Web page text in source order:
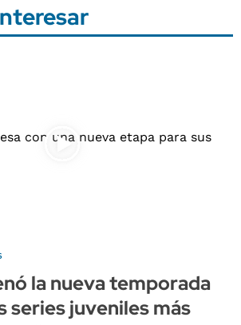
la nueva temporada
series juveniles más